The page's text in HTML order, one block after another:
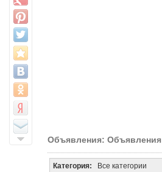
Объявления: Объявления
Категория: Все категории